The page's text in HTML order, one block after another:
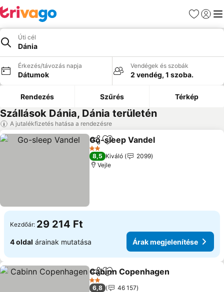
Kedvencek
Úti cél
Dánia
Érkezés/távozás napja
Dátumok
Vendégek és szobák
2 vendég, 1 szoba.
Rendezés Szűrés Térkép
Szállások Dánia, Dánia területén
A jutalékfizetés hatása a rendezésre
Megosztás
Hozzáadás a kedvencekhez
Go-sleep Vandel
2 Kategória
8,5 Kiváló
2099
Vejle
Kezdőár: 29 214 Ft
4 oldal árainak mutatása Árak megjelenítése
Megosztás
Hozzáadás a kedvencekhez
Cabinn Copenhagen
2 Kategória
6,8
46 157